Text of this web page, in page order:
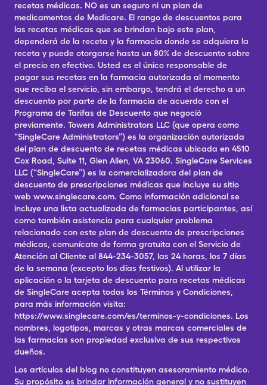
recetas médicas. NO es un seguro ni un plan de
medicamentos de Medicare. El rango de descuentos para
las recetas médicas que se brindan bajo este plan,
dependerá de la receta y la farmacia donde se adquiera la
receta y puede otorgarse hasta un 80% de descuento sobre
el precio en efectivo. Usted es el único responsable de
pagar sus recetas en la farmacia autorizada al momento
que reciba el servicio, sin embargo, tendrá el derecho a un
descuento por parte de la farmacia de acuerdo con el
Programa de Tarifas de Descuento que negoció
previamente. Towers Administrators LLC (que opera como
“SingleCare Administrators”) es la organización autorizada
del plan de descuento de recetas médicas ubicada en 4510
Cox Road, Suite 11, Glen Allen, VA 23060. SingleCare Services
LLC (“SingleCare”) es la comercializadora del plan de
descuento de prescripciones médicas que incluye su sitio
web www.singlecare.com. Como información adicional se
incluye una lista actualizada de farmacias participantes, así
como también asistencia para cualquier problema
relacionado con este plan de descuento de prescripciones
médicas, comunícate de forma gratuita con el Servicio de
Atención al Cliente al 844-234-3057, las 24 horas, los 7 días
de la semana (excepto los días festivos). Al utilizar la
aplicación o la tarjeta de descuento para recetas médicas
de SingleCare acepta todos los Términos y Condiciones,
para más información visita:
https://www.singlecare.com/es/terminos-y-condiciones. Los
nombres, logotipos, marcas y otras marcas comerciales de
las farmacias son propiedad exclusiva de sus respectivos
dueños.
Los artículos del blog no constituyen asesoramiento médico.
Su propósito es brindar información general y no sustituyen